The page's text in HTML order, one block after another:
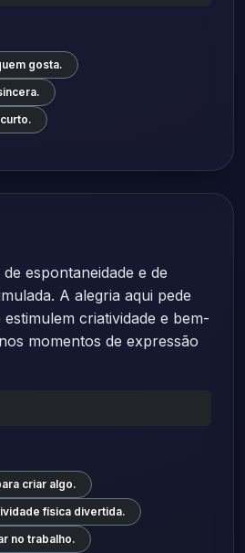
gosta.
espontaneidade e de
A alegria aqui pede
criatividade e bem-
momentos de expressão
criar algo.
física divertida.
no trabalho.